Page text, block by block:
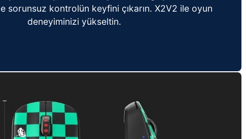
sorunsuz kontrolün keyfini çıkarın. X2V2 ile oyun
deneyiminizi yükseltin.